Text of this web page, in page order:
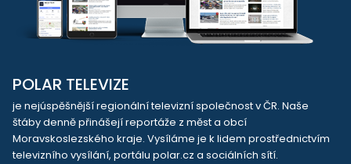
POLAR TELEVIZE
je nejúspěšnější regionální televizní společnost v ČR. Naše
štáby denně přinášejí reportáže z měst a obcí
Moravskoslezského kraje. Vysíláme je k lidem prostřednictvím
televizního vysílání, portálu polar.cz a sociálních sítí.